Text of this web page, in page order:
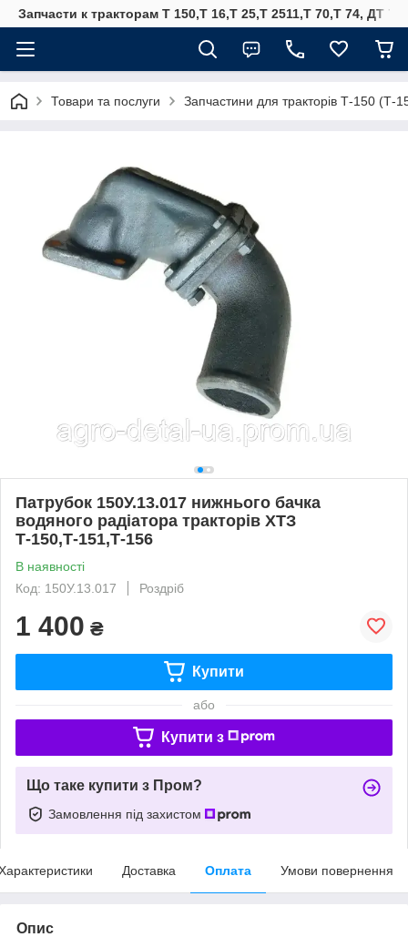
Запчасти к тракторам Т 150,Т 16,Т 25,Т 2511,Т 70,Т 74, ДТ
Товари та послуги Запчастини для тракторів Т-150
Патрубок 150У.13.017 нижнього бачка
водяного радіатора тракторів ХТЗ
Т-150,Т-151,Т-156
В наявності
Код: 150У.13.017
Роздріб
1 400 ₴
Купити
або
Купити з
Що таке купити з Пром?
Замовлення під захистом
Доставка Оплата Умови повернення
Опис